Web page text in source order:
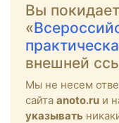
Вы
«
внешней
Мы не несем
сайта anoto.ru и
указывать